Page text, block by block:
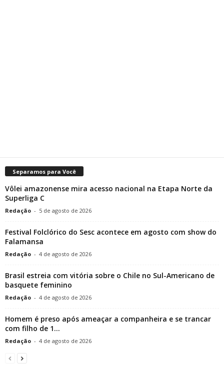
Separamos para Você
Vôlei amazonense mira acesso nacional na Etapa Norte da
Superliga C
Redação - 5 de agosto de 2026
Festival Folclórico do Sesc acontece em agosto com show do
Falamansa
Redação - 4 de agosto de 2026
Brasil estreia com vitória sobre o Chile no Sul-Americano de
basquete feminino
Redação - 4 de agosto de 2026
Homem é preso após ameaçar a companheira e se trancar
com filho de 1...
Redação - 4 de agosto de 2026